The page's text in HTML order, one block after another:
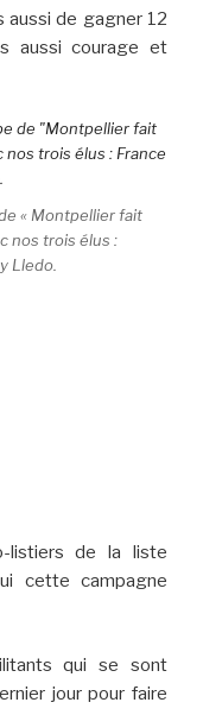
aussi de gagner 12
aussi courage et
« Montpellier fait
nos trois élus :
Lledo.
listiers de la liste
cette campagne
qui se sont
jour pour faire